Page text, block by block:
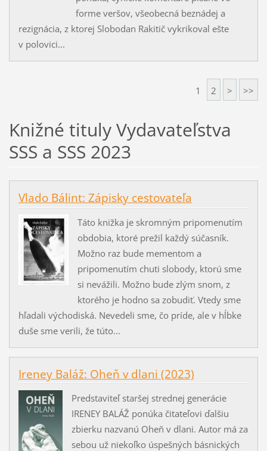
forme veršov, všeobecná beznádej a
rezignácia, z ktorej Slobodan Rakitič vykrikoval ešte
v polovici...
1 2 > >>
Knižné tituly Vydavateľstva
SSS a SSS 2023
Vlado Bálint: Zápisky cestovateľa
Táto knižka je skromným pripomenutím
obdobia, ktoré prežil každý súčasník.
Možno raz bude mementom a
pripomenutím chuti slobody, ktorú sme
si nevážili. Možno bude zlým snom, z
ktorého je hodno sa zobudiť. Vtedy sme
hľadali východiská. Nevedeli sme, čo príde, ale v hĺbke
duše sme verili, že túto...
Ireney Baláž: Oheň v dlani (2023)
Predstaviteľ staršej strednej generácie
IRENEY BALÁŽ ponúka čitateľovi ďalšiu
zbierku nazvanú Oheň v dlani. Autor má za
sebou už niekoľko úspešných básnických